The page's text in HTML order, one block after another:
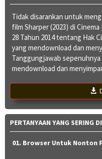
Tidak disarankan untuk
film Sharper (2023) di
28 Tahun 2014 tentang Hak
yang mendownload dan
Tanggungjawab
mendownload dan
PERTANYAAN YANG SERING
01. Browser Untuk Nonton